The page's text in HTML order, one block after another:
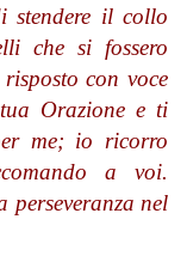
stendere il collo
che si fossero
con voce
Orazione e ti
me; io ricorro
a voi.
perseveranza nel